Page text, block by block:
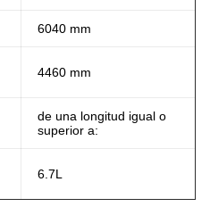
6040 mm
4460 mm
de una longitud igual o
superior a:
6.7L